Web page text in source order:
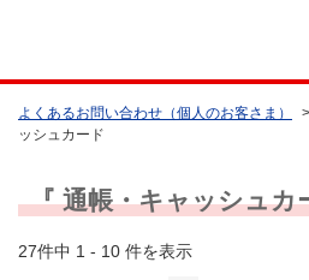
よくあるお問い合わせ（個人のお客さま） >
ッシュカード
『 通帳・キャッシュカ
27件中 1 - 10 件を表示